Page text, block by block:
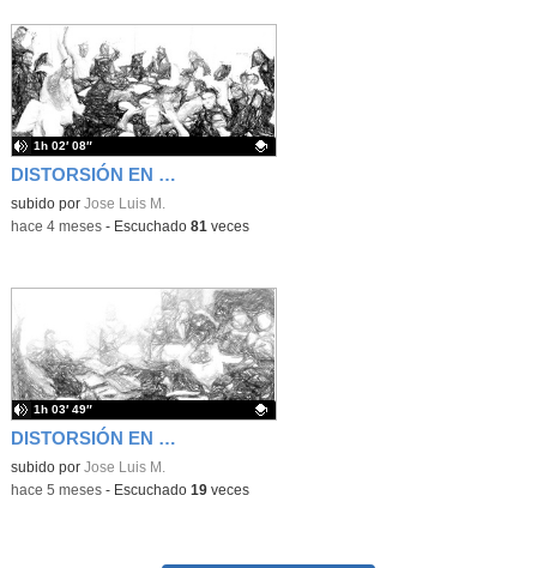
DISTORSIÓN EN LAS ONDAS 25/03/26
Contenido educativo.
subido por Jose Luis M.
1h 02′ 08″
-hace 4 meses- Escuchado 81veces
DISTORSIÓN EN LAS ONDAS 12/03/26
Contenido educativo.
subido por Jose Luis M.
1h 03′ 49″
-hace 5 meses- Escuchado 19veces